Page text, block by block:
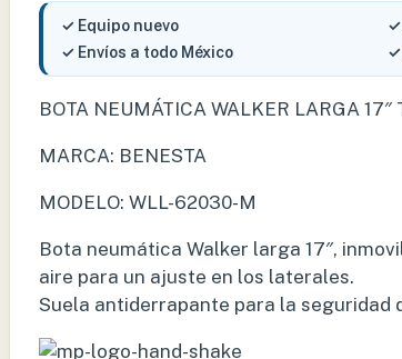
✓ Equipo nuevo
✓
✓ Envíos a todo México
✓
BOTA NEUMÁTICA WALKER LARGA
MARCA: BENESTA
MODELO: WLL-62030-M
Bota neumática Walker larga 17″,
aire para un ajuste en los laterales.
Suela antiderrapante para la seguridad